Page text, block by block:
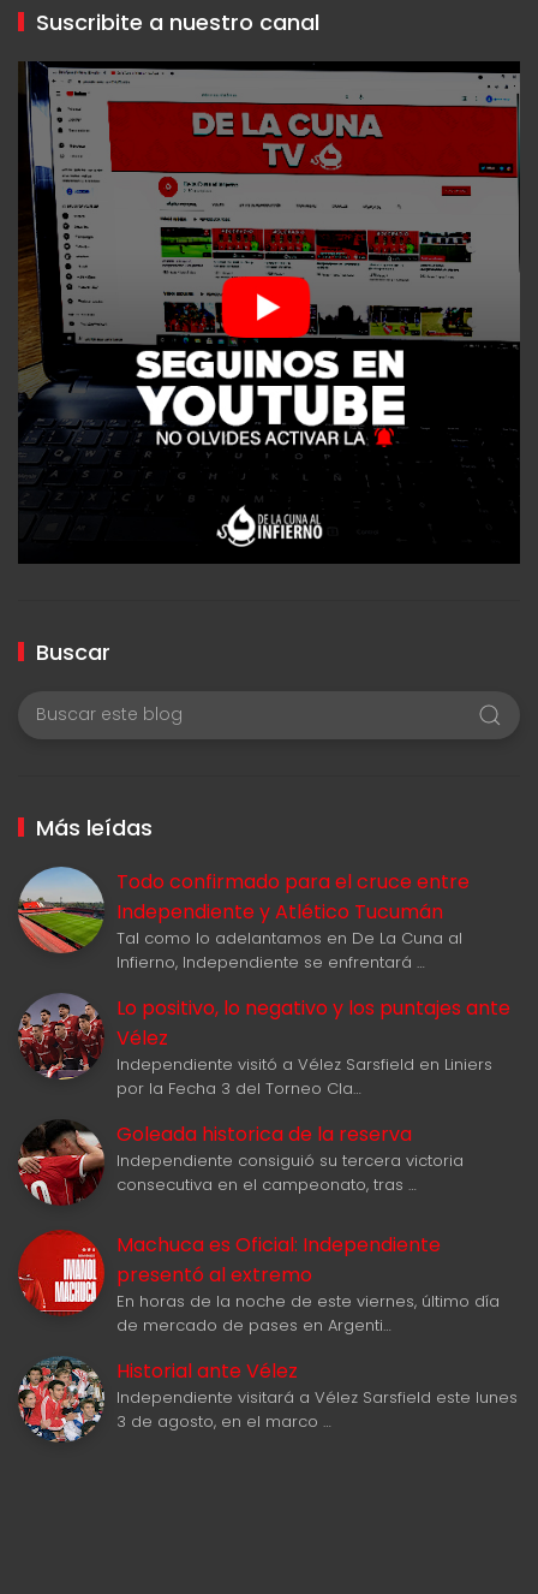
Suscribite a nuestro canal
Buscar
Más leídas
Todo confirmado para el cruce entre
Independiente y Atlético Tucumán
Tal como lo adelantamos en De La Cuna al
Infierno, Independiente se enfrentará …
Lo positivo, lo negativo y los puntajes ante
Vélez
Independiente visitó a Vélez Sarsfield en Liniers
por la Fecha 3 del Torneo Cla…
Goleada historica de la reserva
Independiente consiguió su tercera victoria
consecutiva en el campeonato, tras …
Machuca es Oficial: Independiente
presentó al extremo
En horas de la noche de este viernes, último día
de mercado de pases en Argenti…
Historial ante Vélez
Independiente visitará a Vélez Sarsfield este lunes
3 de agosto, en el marco …